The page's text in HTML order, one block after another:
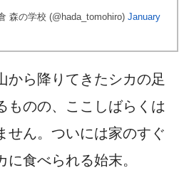
森の学校 (@hada_tomohiro) January
から降りてきたシカの足
ものの、ここしばらくは
せん。ついには家のすぐ
食べられる始末。